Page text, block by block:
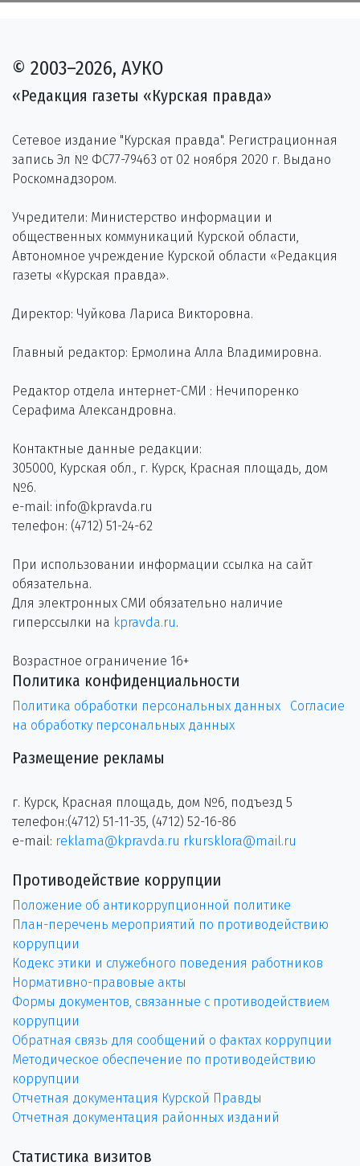
© 2003–2026, АУКО
«Редакция газеты «Курская правда»
Сетевое издание "Курская правда". Регистрационная
запись Эл № ФС77-79463 от 02 ноября 2020 г. Выдано
Роскомнадзором.
Учредители: Министерство информации и
общественных коммуникаций Курской области,
Автономное учреждение Курской области «Редакция
газеты «Курская правда».
Директор: Чуйкова Лариса Викторовна.
Главный редактор: Ермолина Алла Владимировна.
Редактор отдела интернет-СМИ : Нечипоренко
Серафима Александровна.
Контактные данные редакции:
305000, Курская обл., г. Курск, Красная площадь, дом
№6.
e-mail: info@kpravda.ru
телефон: (4712) 51-24-62
При использовании информации ссылка на сайт
обязательна.
Для электронных СМИ обязательно наличие
гиперссылки на kpravda.ru.
Возрастное ограничение 16+
Политика конфиденциальности
Политика обработки персональных данных
Согласие
на обработку персональных данных
Размещение рекламы
г. Курск, Красная площадь, дом №6, подъезд 5
телефон:(4712) 51-11-35, (4712) 52-16-86
e-mail: reklama@kpravda.ru rkursklora@mail.ru
Противодействие коррупции
Положение об антикоррупционной политике
План-перечень мероприятий по противодействию
коррупции
Кодекс этики и служебного поведения работников
Нормативно-правовые акты
Формы документов, связанные с противодействием
коррупции
Обратная связь для сообщений о фактах коррупции
Методическое обеспечение по противодействию
коррупции
Отчетная документация Курской Правды
Отчетная документация районных изданий
Статистика визитов